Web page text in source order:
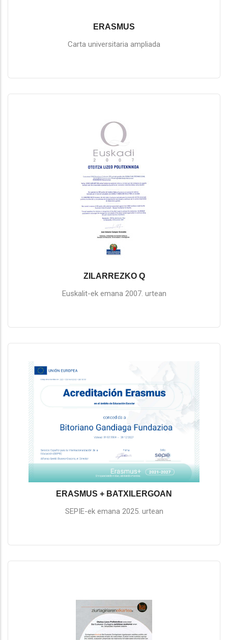
ERASMUS
Carta universitaria ampliada
ZILARREZKO Q
Euskalit-ek emana 2007. urtean
ERASMUS + BATXILERGOAN
SEPIE-ek emana 2025. urtean